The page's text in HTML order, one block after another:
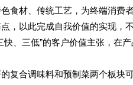
食材、传统工艺，为终端消费
，以此完成自我价值的实现，
快、三低”的客户价值主张，在
复合调味料和预制菜两个板块